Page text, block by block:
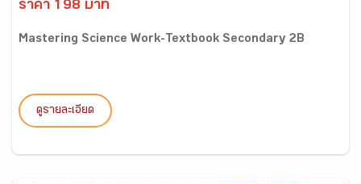
ราคา 198 บาท
Mastering Science Work-Textbook Secondary 2B
ดูรายละเอียด